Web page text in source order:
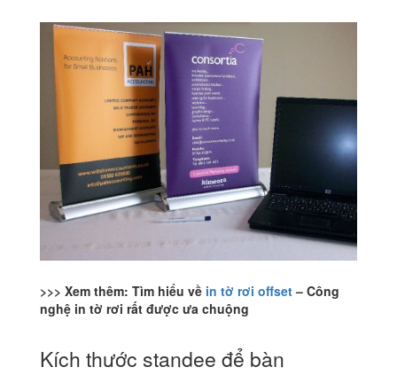
>>> Xem thêm: Tìm hiểu về in tờ rơi offset– Công
nghệ in tờ rơi rất được ưa chuộng
Kích thước standee để bàn